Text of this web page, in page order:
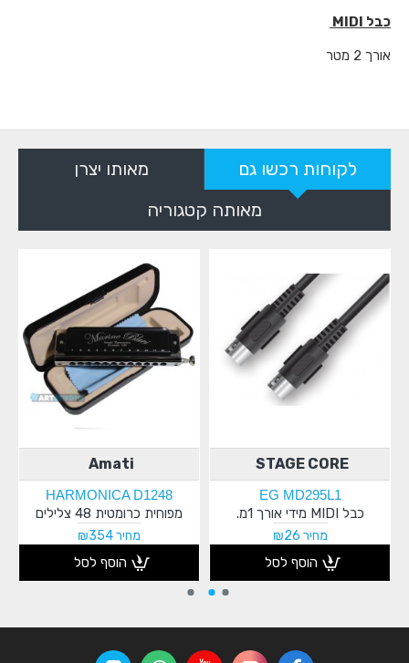
כבל MIDI
אורך 2 מטר
לקוחות רכשו גם
מאותו יצרן
מאותה קטגוריה
STAGE CORE
EG MD295L1
כבל MIDI מידי אורך 1מ.
מחיר ₪26
הוסף לסל
Amati
HARMONICA D1248
מפוחית כרומטית 48 צלילים
מחיר ₪354
הוסף לסל